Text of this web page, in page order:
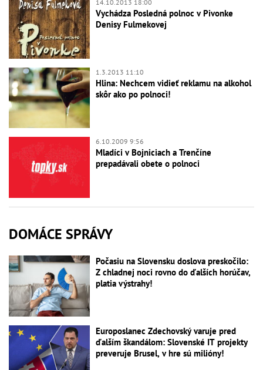
14.10.2013 18:00
Vychádza Posledná polnoc v Pivonke
Denisy Fulmekovej
1.3.2013 11:10
Hlina: Nechcem vidieť reklamu na alkohol
skôr ako po polnoci!
6.10.2009 9:56
Mladíci v Bojniciach a Trenčíne
prepadávali obete o polnoci
DOMÁCE SPRÁVY
Počasiu na Slovensku doslova preskočilo:
Z chladnej noci rovno do ďalších horúčav,
platia výstrahy!
Europoslanec Zdechovský varuje pred
ďalším škandálom: Slovenské IT projekty
preveruje Brusel, v hre sú milióny!